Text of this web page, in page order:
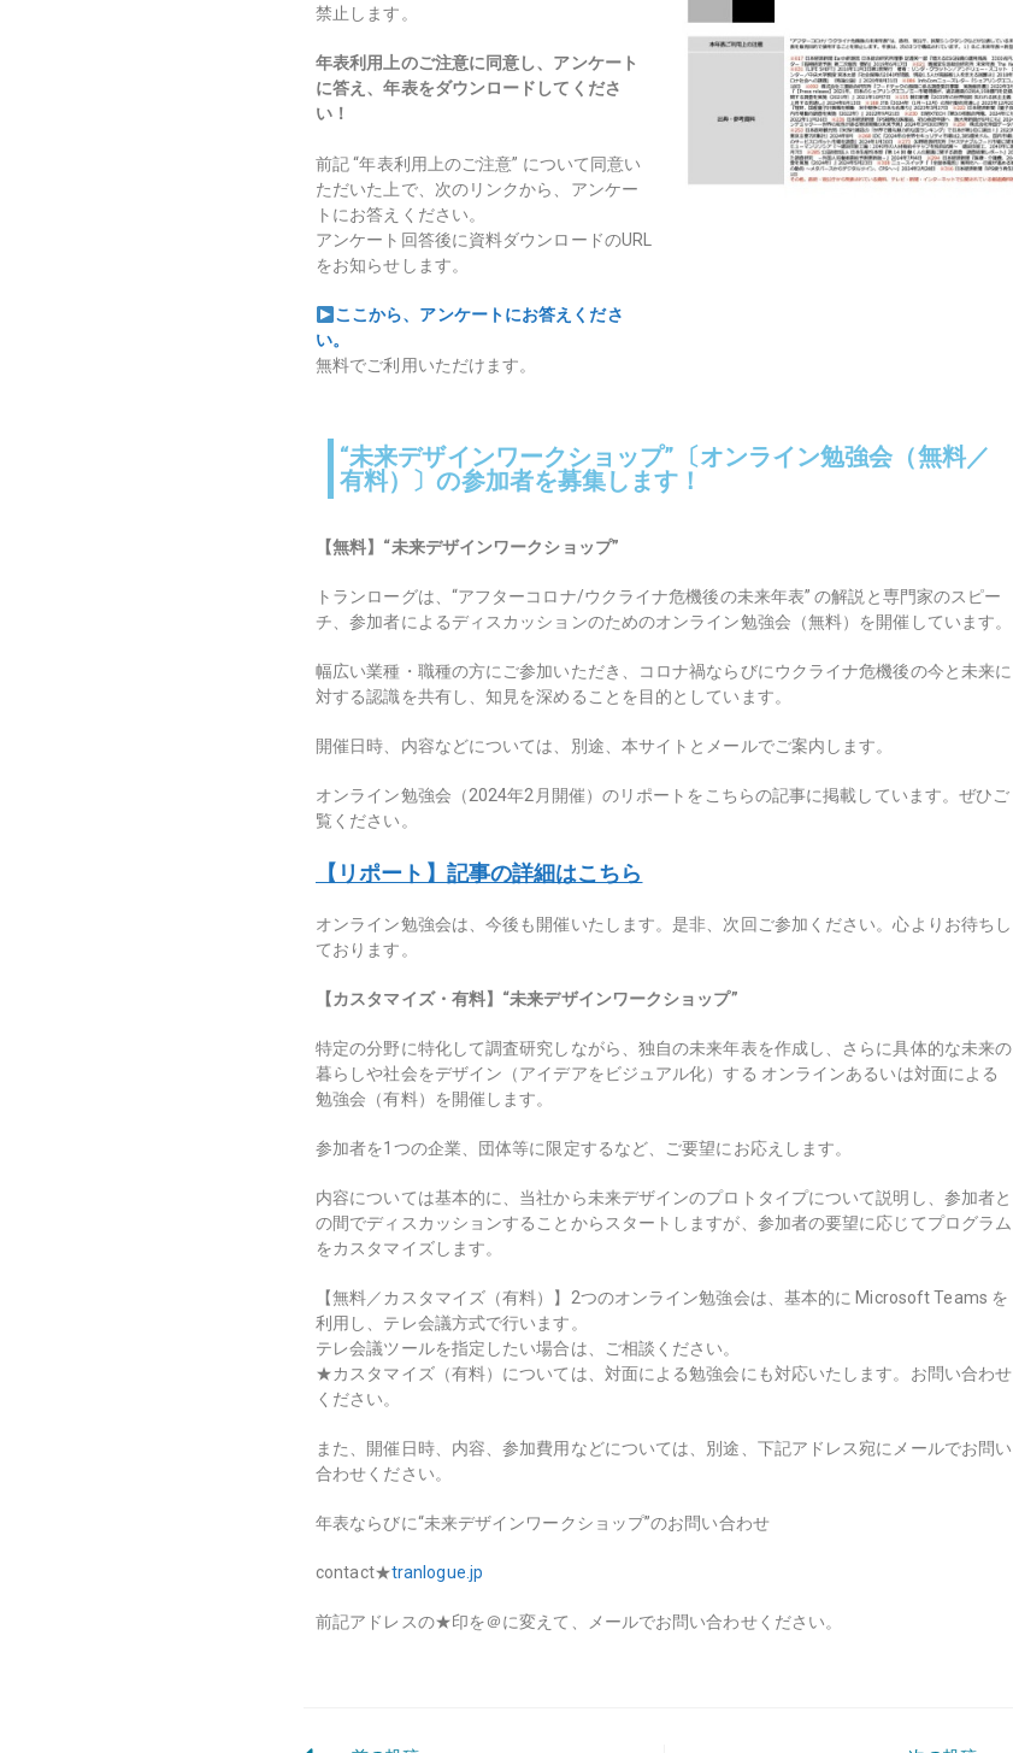
禁止します。
年表利用上のご注意に同意し、アンケート
に答え、年表をダウンロードしてくださ
い！
前記 “年表利用上のご注意” について同意い
ただいた上で、次のリンクから、アンケー
トにお答えください。
アンケート回答後に資料ダウンロードのURL
をお知らせします。
ここから、アンケートにお答えくださ
い。
無料でご利用いただけます。
“未来デザインワークショップ”〔オンライン勉強会（無料／
有料）〕の参加者を募集します！
【無料】“未来デザインワークショップ”
トランローグは、 “アフターコロナ/ウクライナ危機後の未来年表”の解説と専門家のスピー
チ、参加者によるディスカッションのためのオンライン勉強会（無料）を開催しています。
幅広い業種・職種の方にご参加いただき、コロナ禍ならびにウクライナ危機後の今と未来に
対する認識を共有し、知見を深めることを目的としています。
開催日時、内容などについては、別途、本サイトとメールでご案内します。
オンライン勉強会（2024年2月開催）のリポートをこちらの記事に掲載しています。ぜひご
覧ください。
【リポート】記事の詳細はこちら
オンライン勉強会は、今後も開催いたします。是非、次回ご参加ください。心よりお待ちし
ております。
【カスタマイズ・有料】 “未来デザインワークショップ”
特定の分野に特化して調査研究しながら、独自の未来年表を作成し、さらに具体的な未来の
暮らしや社会をデザイン（アイデアをビジュアル化）する オンラインあるいは対面による
勉強会（有料）を開催します。
参加者を1 つの企業、団体等に限定するなど、ご要望にお応えします。
内容については基本的に、当社から未来デザインのプロトタイプについて説明し、参加者と
の間でディスカッションすることからスタートしますが、参加者の要望に応じてプログラム
をカスタマイズします。
【無料／カスタマイズ（有料）】2つのオンライン勉強会は、基本的に Microsoft Teams を
利用し、テレ会議方式で行います。
テレ会議ツールを指定したい場合は、ご相談ください。
★カスタマイズ（有料）については、対面による勉強会にも対応いたします。お問い合わせ
ください。
また、開催日時、内容、参加費用などについては、別途、下記アドレス宛にメールでお問い
合わせください。
年表ならびに“未来デザインワークショップ”のお問い合わせ
contact★tranlogue.jp
前記アドレスの★印を＠に変えて、メールでお問い合わせください。